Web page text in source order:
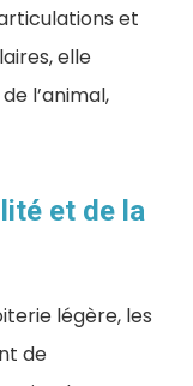
et
elle
l’animal,
et de la
légère, les
de